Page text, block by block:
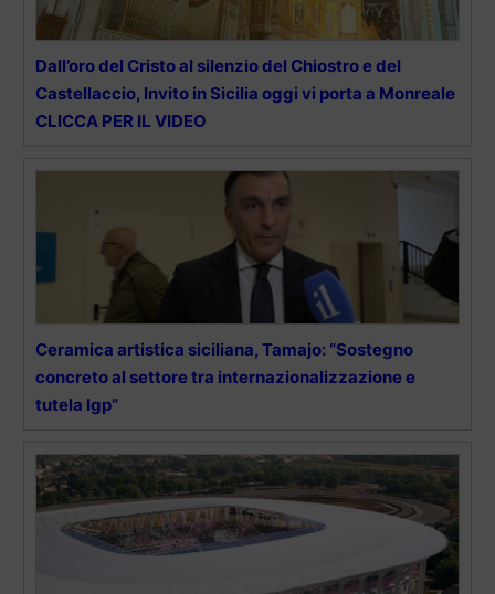
Dall’oro del Cristo al silenzio del Chiostro e del
Castellaccio, Invito in Sicilia oggi vi porta a Monreale
CLICCA PER IL VIDEO
Ceramica artistica siciliana, Tamajo: “Sostegno
concreto al settore tra internazionalizzazione e
tutela Igp”